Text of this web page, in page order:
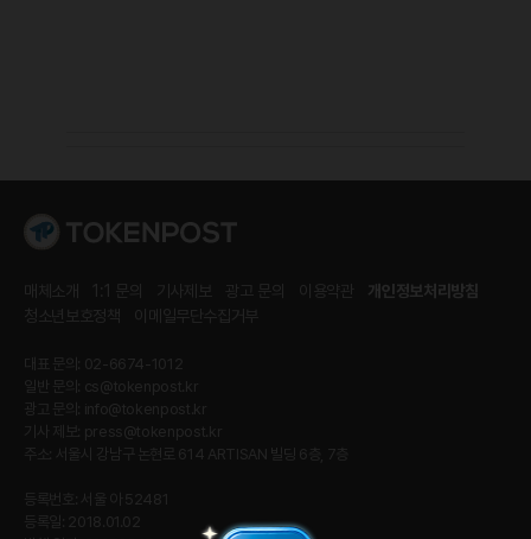
매체소개 기사제보 광고 문의 이용약관
개인정보처리방침
청소년보호정책
이메일무단수집거부
대표 문의: 02-6674-1012
일반 문의: cs@tokenpost.kr
광고 문의:
info@tokenpost.kr
기사 제보: press@tokenpost.kr
주소: 서울시 강남구 논현로 614 ARTISAN 빌딩 6층, 7층
등록번호: 서울 아 52481
등록일: 2018.01.02